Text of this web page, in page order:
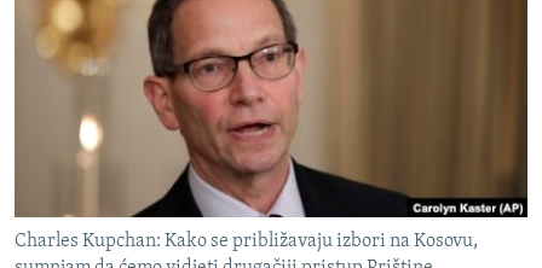
ISPRIČAJ MI
DNEVNO@RSE
SPECIJALI RSE
GENOCID U SREBRENICI
POPLAVE I KLIZIŠTA U BIH 2024.
Charles Kupchan: Kako se približavaju izbori na Kosovu,